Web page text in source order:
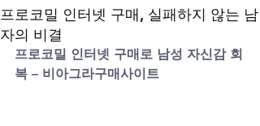
프로코밀 인터넷 구매, 실패하지 않는 남
자의 비결
프로코밀 인터넷 구매로 남성 자신감 회
복 – 비아그라구매사이트